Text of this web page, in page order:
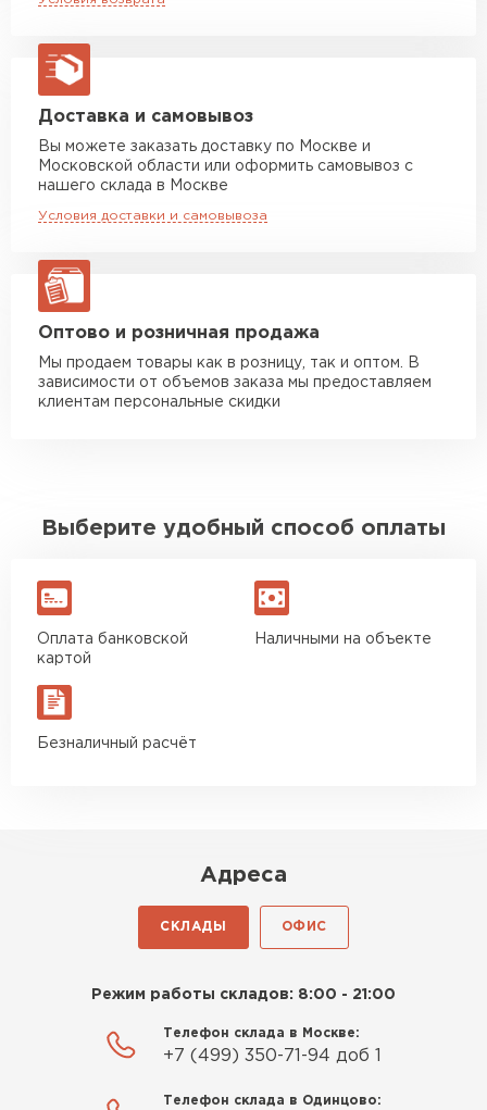
можно обработать ремонтной эмалью, а
металлические листы.
Сочетается с любым дизайн-проектом.
Невысокая цена и простота обслуживания.
Не подвержен механическим повреждениям,
выцветанию и коррозии.
Долговечность — срок службы может
составлять 50 лет*.
макс. длина груза 13,5 м
Манипулятор до 5 тн
макс. длина груза 6 м
Манипулятор до 10 тн
макс. длина груза 8 м
Манипулятор до 20 тн
Доставка и самовывоз
Вы можете заказать доставку по Москве и
Московской области или оформить самовывоз с
нашего склада в Москве
Условия доставки и самовывоза
Оптово и розничная продажа
Мы продаем товары как в розницу, так и оптом. В
зависимости от объемов заказа мы предоставляем
клиентам персональные скидки
Выберите удобный способ оплаты
Оплата банковской
картой
Наличными на объекте
Безналичный расчёт
Адреса
СКЛАДЫ ОФИС
Режим работы складов: 8:00 - 21:00
Телефон склада в Москве:
+7 (499) 350-71-94 доб 1
Телефон склада в Одинцово: